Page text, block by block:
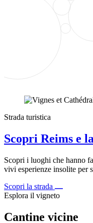
Strada turistica
Scopri Reims e
Scopri i luoghi che hanno
vivi esperienze insolite per
Scopri la strada
Esplora il vigneto
Cantine vicine